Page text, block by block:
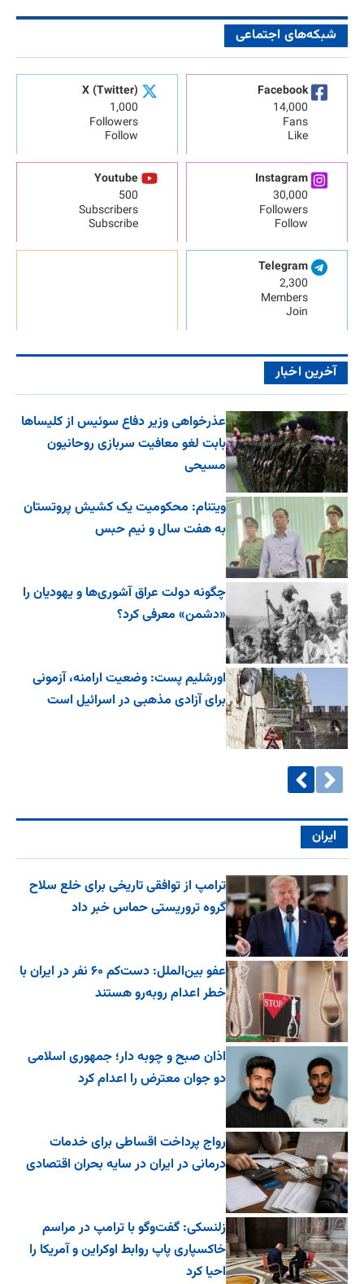
شبکه‌های اجتماعی
Facebook
14,000
Fans
Like
X (Twitter)
1,000
Followers
Follow
Instagram
30,000
Followers
Follow
Youtube
500
Subscribers
Subscribe
Telegram
2,300
Members
Join
آخرین اخبار
عذرخواهی وزیر دفاع سوئیس از کلیساها
بابت لغو معافیت سربازی روحانیون
مسیحی
ویتنام: محکومیت یک کشیش پروتستان
به هفت سال و نیم حبس
چگونه دولت عراق آشوری‌ها و یهودیان را
«دشمن» معرفی کرد؟
اورشلیم پست: وضعیت ارامنه، آزمونی
برای آزادی مذهبی در اسرائیل است
ایران
ترامپ از توافقی تاریخی برای خلع ‌سلاح
گروه تروریستی حماس خبر داد
عفو بین‌الملل: دست‌کم ۶۰ نفر در ایران با
خطر اعدام روبه‌رو هستند
اذان صبح و چوبه دار؛ جمهوری اسلامی
دو جوان معترض را اعدام کرد
رواج پرداخت اقساطی برای خدمات
درمانی در ایران در سایه بحران اقتصادی
زلنسکی: گفت‌وگو با ترامپ در مراسم
خاکسپاری پاپ روابط اوکراین و آمریکا را
احیا کرد